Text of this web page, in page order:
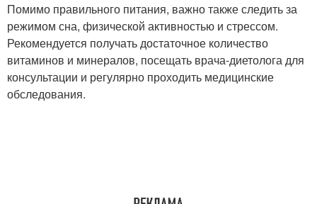
Помимо правильного питания, важно также следить за
режимом сна, физической активностью и стрессом.
Рекомендуется получать достаточное количество
витаминов и минералов, посещать врача-диетолога для
консультации и регулярно проходить медицинские
обследования.